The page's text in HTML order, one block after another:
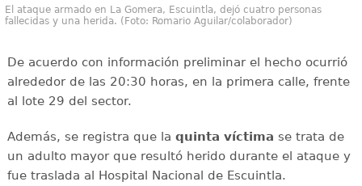
El ataque armado en La Gomera, Escuintla, dejó cuatro personas
fallecidas y una herida. (Foto: Romario Aguilar/colaborador)
De acuerdo con información preliminar el hecho ocurrió
alrededor de las 20:30 horas, en la primera calle, frente
al lote 29 del sector.
Además, se registra que la quinta víctima se trata de
un adulto mayor que resultó herido durante el ataque y
fue traslada al Hospital Nacional de Escuintla.